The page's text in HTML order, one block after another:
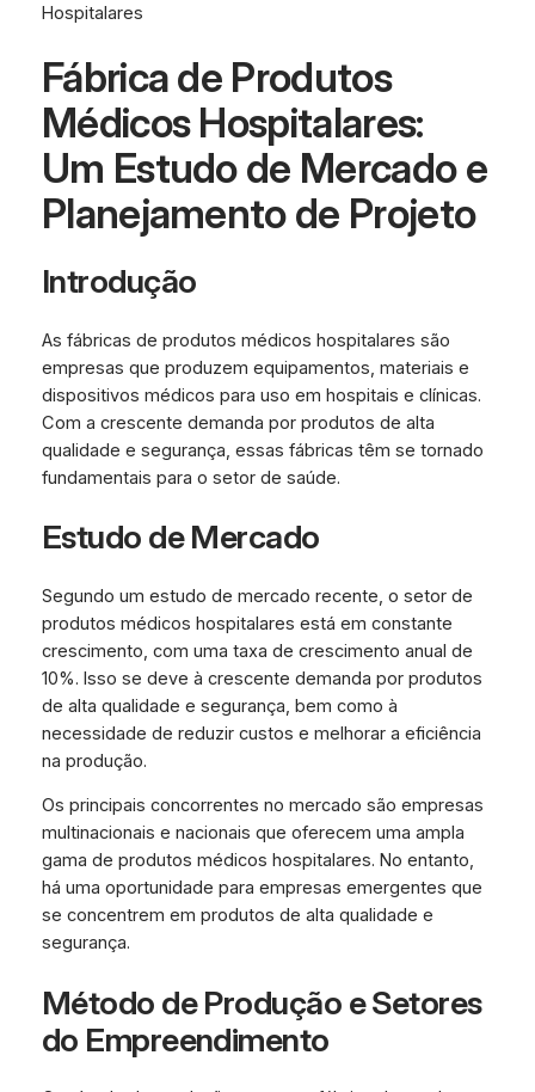
Hospitalares
Fábrica de Produtos
Médicos Hospitalares:
Um Estudo de Mercado e
Planejamento de Projeto
Introdução
As fábricas de produtos médicos hospitalares são
empresas que produzem equipamentos, materiais e
dispositivos médicos para uso em hospitais e clínicas.
Com a crescente demanda por produtos de alta
qualidade e segurança, essas fábricas têm se tornado
fundamentais para o setor de saúde.
Estudo de Mercado
Segundo um estudo de mercado recente, o setor de
produtos médicos hospitalares está em constante
crescimento, com uma taxa de crescimento anual de
10%. Isso se deve à crescente demanda por produtos
de alta qualidade e segurança, bem como à
necessidade de reduzir custos e melhorar a eficiência
na produção.
Os principais concorrentes no mercado são empresas
multinacionais e nacionais que oferecem uma ampla
gama de produtos médicos hospitalares. No entanto,
há uma oportunidade para empresas emergentes que
se concentrem em produtos de alta qualidade e
segurança.
Método de Produção e Setores
do Empreendimento